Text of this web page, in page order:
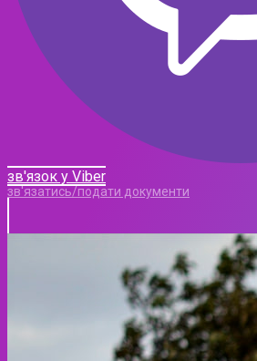
зв'язок у Viber
зв'язатись/подати документи